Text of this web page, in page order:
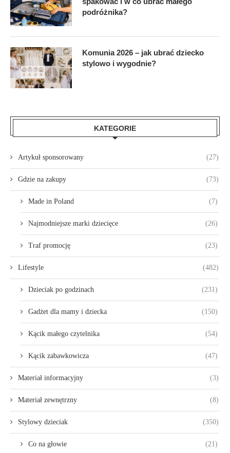
podróżnika?
Komunia 2026 – jak ubrać dziecko
stylowo i wygodnie?
KATEGORIE
Artykuł sponsorowany (27)
Gdzie na zakupy (73)
Made in Poland (7)
Najmodniejsze marki dziecięce (26)
Traf promocję (23)
Lifestyle (482)
Dzieciak po godzinach (231)
Gadżet dla mamy i dziecka (150)
Kącik małego czytelnika (54)
Kącik zabawkowicza (47)
Materiał informacyjny (3)
Materiał zewnętrzny (8)
Stylowy dzieciak (350)
Co na głowie (21)